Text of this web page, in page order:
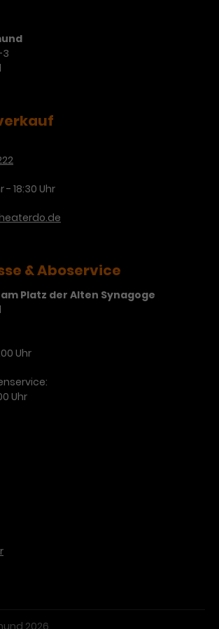
1 Minute
Daten werden nur maximal einmal
pro Minute an Google Analytics
werden bestimmte
unterbunden.
Dieses Cookie wird verwendet, um
bereitzustellen.
Dieses Cookie dient der Anzeige
misst die Wirksamkeit von
3
- 18:30 Uhr
& Aboservice
Platz der Alten Synagoge
Uhr
Uhr